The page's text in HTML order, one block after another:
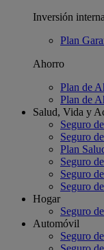
Inversión
Plan
Ahorro
Plan de
Plan de
Salud, Vida y
Seguro
Seguro
Plan
Seguro
Seguro
Seguro
Hogar
Seguro
Automóvil
Seguro